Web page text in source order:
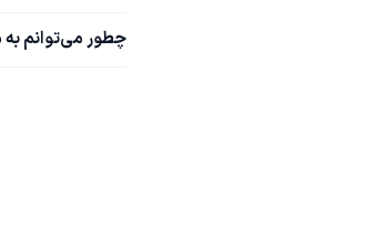
چطور می‌توانم